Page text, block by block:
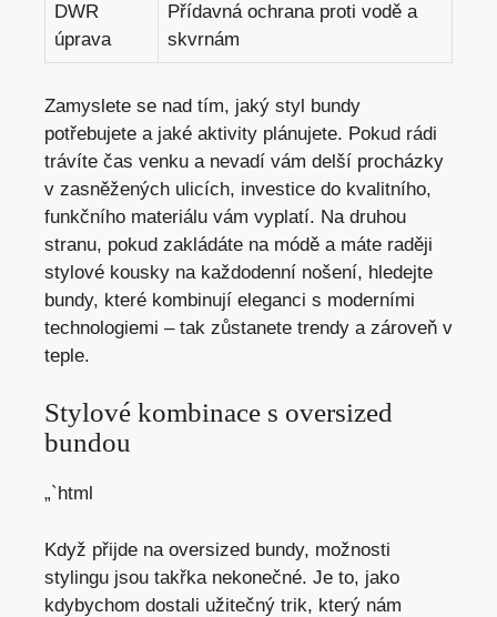
DWR
úprava
Přídavná ochrana proti⁢ vodě a
skvrnám
Zamyslete se nad tím, jaký styl bundy​
potřebujete a jaké aktivity plánujete. Pokud rádi
trávíte ​čas venku a​ nevadí vám delší procházky
v zasněžených ulicích, investice do kvalitního,
funkčního materiálu​ vám vyplatí.‍ Na druhou
stranu, pokud zakládáte na módě‌ a máte raději
stylové kousky na každodenní nošení, hledejte
bundy, které kombinují eleganci s moderními
technologiemi – tak⁢ zůstanete trendy a zároveň v
teple.
Stylové kombinace s oversized
bundou
„`html
Když přijde ⁤na oversized ⁤bundy, možnosti
stylingu jsou takřka nekonečné. Je to, jako
kdybychom dostali užitečný trik, který nám